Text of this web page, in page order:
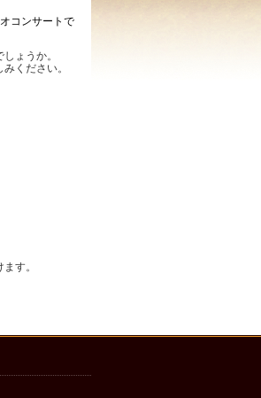
コンサートで
ょうか。
ください。
す。